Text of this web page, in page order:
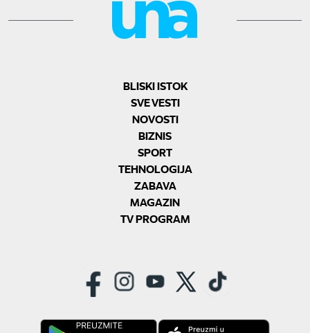
BLISKI ISTOK
SVE VESTI
NOVOSTI
BIZNIS
SPORT
TEHNOLOGIJA
ZABAVA
MAGAZIN
TV PROGRAM